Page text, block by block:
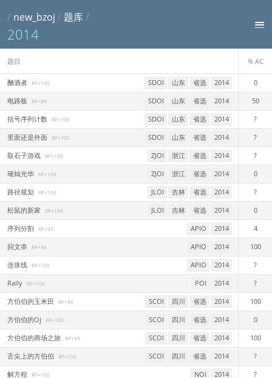
/ new_bzoj / 题库/
2014
题目 % AC
酗酒者 RP+100 SDOI 山东 省选 2014 0
电路板 RP+99 SDOI 山东 省选 2014 50
括号序列计数 RP+100 SDOI 山东 省选 2014 ?
里面还是外面 RP+100 SDOI 山东 省选 2014 ?
取石子游戏 RP+100 ZJOI 浙江 省选 2014 ?
璀灿光华 RP+100 ZJOI 浙江 省选 2014 0
路径规划 RP+100 JLOI 吉林 省选 2014 ?
松鼠的新家 RP+100 JLOI 吉林 省选 2014 0
序列分割 RP+99 APIO 2014 4
回文串 RP+98 APIO 2014 100
连珠线 RP+100 APIO 2014 ?
Rally RP+100 POI 2014 ?
方伯伯的玉米田 RP+99 SCOI 四川 省选 2014 100
方伯伯的Oj RP+100 SCOI 四川 省选 2014 0
方伯伯的商场之旅 RP+99 SCOI 四川 省选 2014 100
舌尖上的方伯伯 RP+100 SCOI 四川 省选 2014 ?
解方程 RP+100 NOI 2014 ?